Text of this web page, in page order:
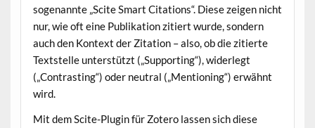
sogenannte „Scite Smart Citations“. Diese zeigen nicht
nur, wie oft eine Publikation zitiert wurde, sondern
auch den Kontext der Zitation – also, ob die zitierte
Textstelle unterstützt („Supporting“), widerlegt
(„Contrasting“) oder neutral („Mentioning“) erwähnt
wird.
Mit dem Scite-Plugin für Zotero lassen sich diese